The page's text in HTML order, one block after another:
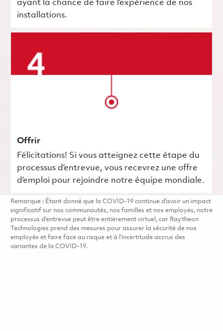
ayant la chance de faire l’expérience de nos
installations.
Offrir
Félicitations! Si vous atteignez cette étape du
processus d’entrevue, vous recevrez une offre
d’emploi pour rejoindre notre équipe mondiale.
Remarque : Étant donné que la COVID-19 continue d’avoir un impact
significatif sur nos communautés, nos familles et nos employés, notre
processus d’entrevue peut être entièrement virtuel, car Raytheon
Technologies prend des mesures pour assurer la sécurité de nos
employés et faire face au risque et à l’incertitude accrus des
variantes de la COVID-19.